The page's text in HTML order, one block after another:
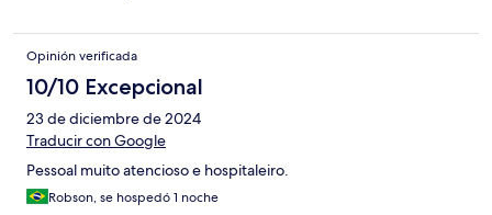
Opinión verificada
10/10 Excepcional
23 de diciembre de 2024
Traducir con Google
Pessoal muito atencioso e hospitaleiro.
Robson, se hospedó 1 noche